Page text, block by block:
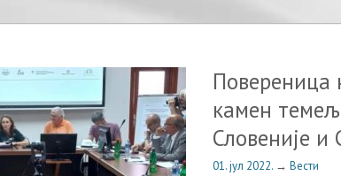
Повереница
кaмeн
Слoвeниje и
01. јул 2022. → Вести